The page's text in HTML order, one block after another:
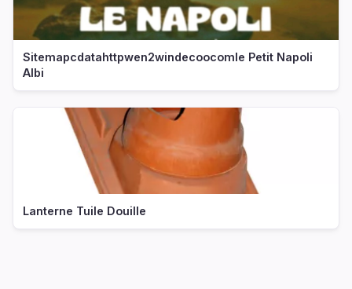
Sitemapcdatahttpwen2windecoocomle Petit Napoli
Albi
Lanterne Tuile Douille